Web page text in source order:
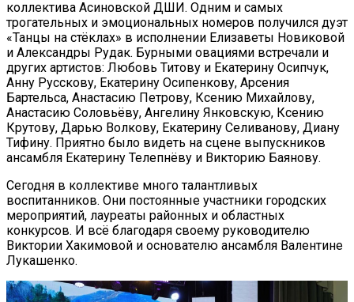
коллектива Асиновской ДШИ. Одним и самых
трогательных и эмоциональных номеров получился дуэт
«Танцы на стёклах» в исполнении Елизаветы Новиковой
и Александры Рудак. Бурными овациями встречали и
других артистов: Любовь Титову и Екатерину Осипчук,
Анну Русскову, Екатерину Осипенкову, Арсения
Бартельса, Анастасию Петрову, Ксению Михайлову,
Анастасию Соловьёву, Ангелину Янковскую, Ксению
Крутову, Дарью Волкову, Екатерину Селиванову, Диану
Тифину. Приятно было видеть на сцене выпускников
ансамбля Екатерину Телепнёву и Викторию Баянову.
Сегодня в коллективе много талантливых
воспитанников. Они постоянные участники городских
мероприятий, лауреаты районных и областных
конкурсов. И всё благодаря своему руководителю
Виктории Хакимовой и основателю ансамбля Валентине
Лукашенко.